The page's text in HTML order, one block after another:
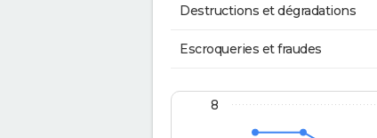
Destructions et dégradations
Escroqueries et fraudes
8